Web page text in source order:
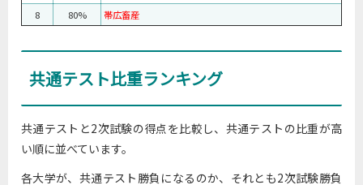
8
80% 帯広畜産
共通テスト比重ランキング
共通テストと2次試験の得点を比較し、共通テストの比重が高
い順に並べています。
各大学が、共通テスト勝負になるのか、それとも2次試験勝負